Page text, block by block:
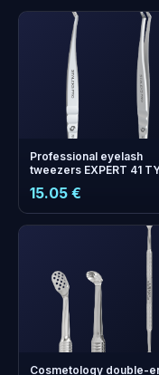
Professional eyelash
tweezers EXPERT 41
15.05 €
Cosmetology double-